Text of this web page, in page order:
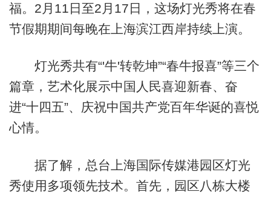
福。2月11日至2月17日，这场灯光秀将在春
节假期期间每晚在上海滨江西岸持续上演。
灯光秀共有“'牛'转乾坤”“春牛报喜”等三个
篇章，艺术化展示中国人民喜迎新春、奋
进“十四五”、庆祝中国共产党百年华诞的喜悦
心情。
据了解，总台上海国际传媒港园区灯光
秀使用多项领先技术。首先，园区八栋大楼